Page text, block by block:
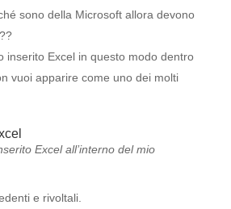
sono della Microsoft allora devono
inserito Excel in questo modo dentro
vuoi apparire come uno dei molti
Excel all’interno del mio
e rivoltali.